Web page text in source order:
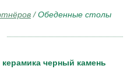
/Обеденные столы
черный камень